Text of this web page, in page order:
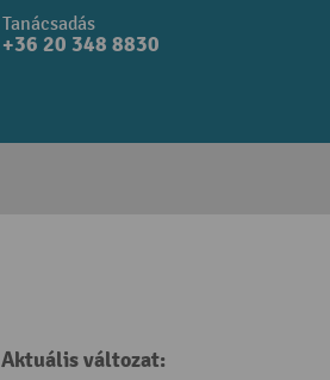
Tanácsadás
+36 20 348 8830
Aktuális változat: